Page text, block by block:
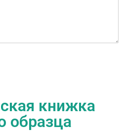
книжка
образца